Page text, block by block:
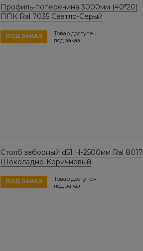
Профиль-поперечина 3000мм (40*20)
ППК Ral 7035 Светло-Серый
ПОД ЗАКАЗ
Товар доступен
под заказ
Столб заборный d51 Н-2500мм Ral 8017
Шоколадно-Коричневый
ПОД ЗАКАЗ
Товар доступен
под заказ